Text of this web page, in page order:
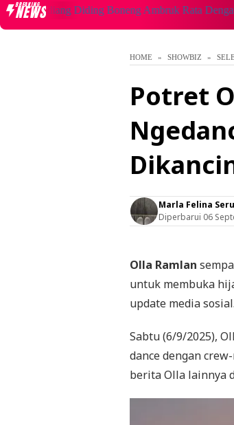
BREAKING
NEWSDiding Boneng Ambruk Rata Dengan Tanah
HOME SHOWBIZ
Potret
Marla Felina
Diperbarui 06
Olla Ramlan
untuk membuka
update media sosial.
Sabtu (6/9/2025),
dance dengan
berita Olla lainnya